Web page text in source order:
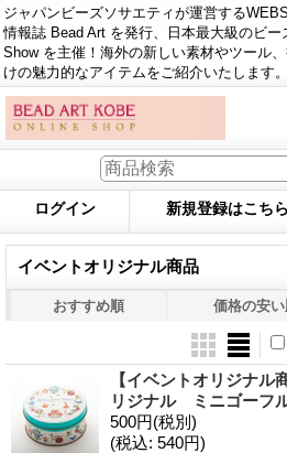
ジャパンビーズソサエティが運営する
情報誌 Bead Art を発行、日本最大級のビー
Show を主催！海外の新しい素材やツール
けの魅力的なアイテムをご紹介いたします。
ログイン 新規登録はこちら
イベントオリジナル商品
おすすめ順 価格の安い
【イベントオリジナ
リジナル ミニゴーフ
500円(税別)
(税込: 540円)